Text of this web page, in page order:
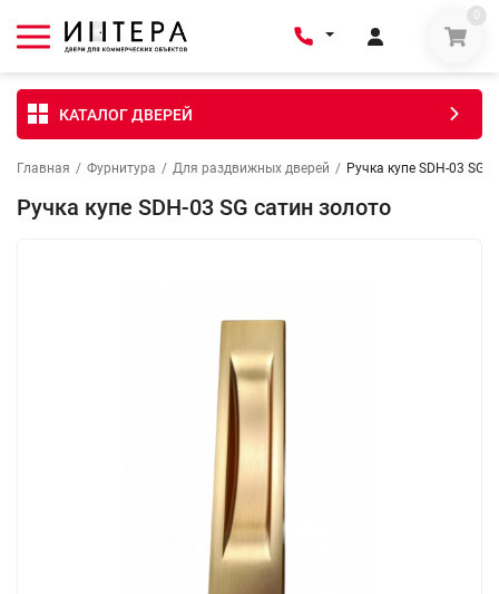
0
КАТАЛОГ ДВЕРЕЙ
Главная / Фурнитура / Для раздвижных дверей / Ручка купе SDH-03 SG
Ручка купе SDH-03 SG сатин золото